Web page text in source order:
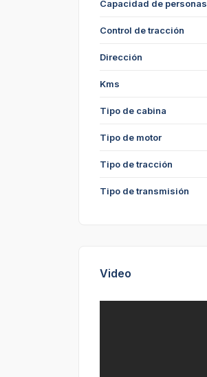
Capacidad de personas
Control de tracción
Dirección
Kms
Tipo de cabina
Tipo de motor
Tipo de tracción
Tipo de transmisión
Video